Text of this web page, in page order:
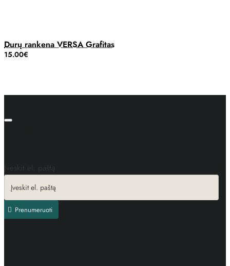
Durų rankena VERSA Grafitas
15.00€
Įveskit el. paštą
Prenumeruoti